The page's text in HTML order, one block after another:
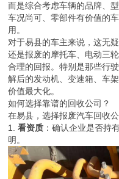
而是综合考虑车辆的品牌、
车况尚可、零部件有价值的
用。
对于易县的车主来说，这无
还是报废的摩托车、电动三
合理的回报。特别是那些行
解后的发动机、变速箱、车
价值最大化。
如何选择靠谱的回收公司？
在易县，选择报废汽车回收
1.看资质 ：确认企业是否持
明。